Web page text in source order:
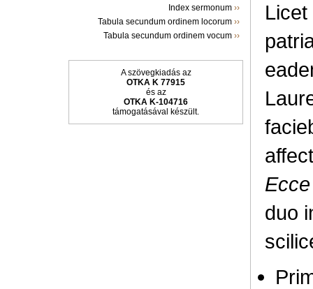
Index sermonum ››
Tabula secundum ordinem locorum ››
Tabula secundum ordinem vocum ››
A szövegkiadás az
OTKA K 77915
és az
OTKA K-104716
támogatásával készült.
duo